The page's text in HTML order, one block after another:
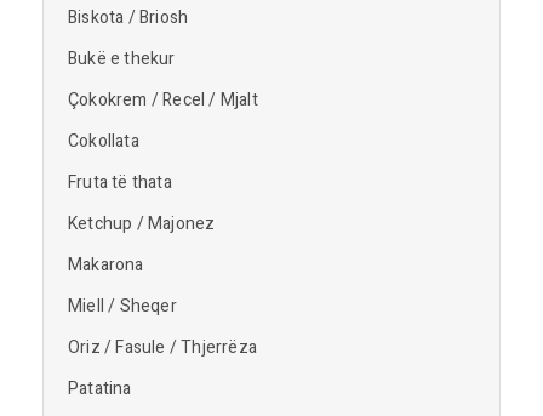
Biskota / Briosh
Bukë e thekur
Çokokrem / Recel / Mjalt
Cokollata
Fruta të thata
Ketchup / Majonez
Makarona
Miell / Sheqer
Oriz / Fasule / Thjerrëza
Patatina